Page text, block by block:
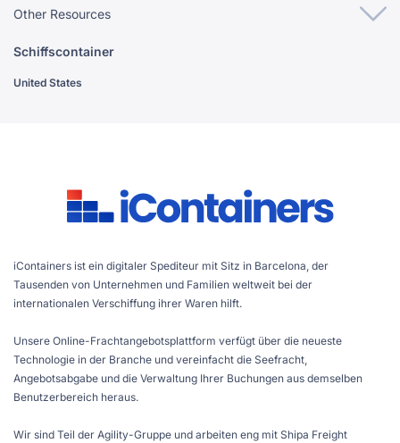
Other Resources
Schiffscontainer
United States
iContainers ist ein digitaler Spediteur mit Sitz in Barcelona, der
Tausenden von Unternehmen und Familien weltweit bei der
internationalen Verschiffung ihrer Waren hilft.
Unsere Online-Frachtangebotsplattform verfügt über die neueste
Technologie in der Branche und vereinfacht die Seefracht,
Angebotsabgabe und die Verwaltung Ihrer Buchungen aus demselben
Benutzerbereich heraus.
Wir sind Teil der Agility-Gruppe und arbeiten eng mit Shipa Freight